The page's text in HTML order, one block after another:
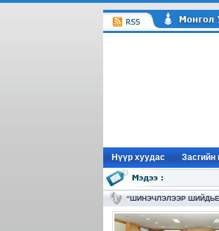
Нүүр xуудас Засгийн
“ШИНЭЧЛЭЛЭЭР